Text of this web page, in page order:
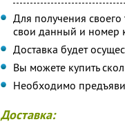
Для получения
свои данный и номер
Доставка будет
Вы можете купить
Необходимо
Доставка: